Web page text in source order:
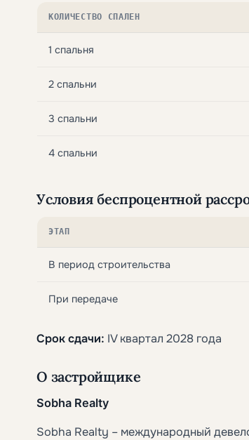
КОЛИЧЕСТВО СПАЛЕН
1 спальня
2 спальни
3 спальни
4 спальни
Условия беспроцентной
ЭТАП
В период строительства
При передаче
Срок сдачи: IV квартал 2028 года
О застройщике
Sobha Realty
Sobha Realty – международный